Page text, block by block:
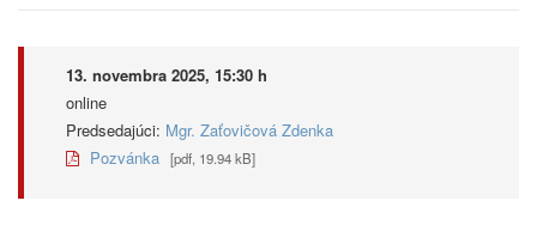
13. novembra 2025, 15:30 h
online
Predsedajúci: Mgr. Zaťovičová Zdenka
Pozvánka [pdf, 19.94 kB]